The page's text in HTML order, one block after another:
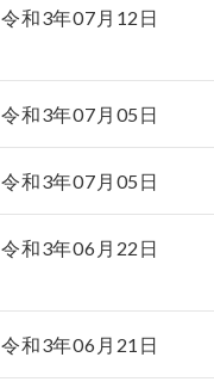
令和3年07月12日
令和3年07月05日
令和3年07月05日
令和3年06月22日
令和3年06月21日